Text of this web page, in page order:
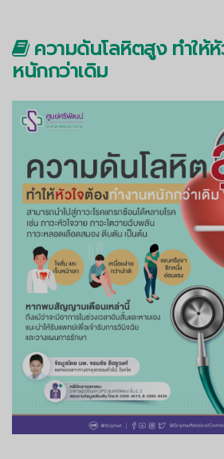
ความดันโลหิตสูง ทำให้
หนักกว่าเดิม